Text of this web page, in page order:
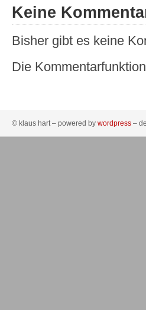
Keine
Bisher gibt es keine
Die
© klaus hart – powered by wordpress –